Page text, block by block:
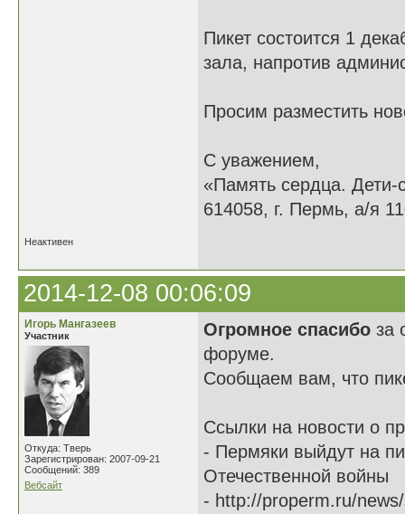
Пикет состоится 1
зала, напротив
Просим разместить
С уважением,
«Память сердца. Дети-
614058, г. Пермь, а/я
Неактивен
2014-12-08 00:06:09
Игорь Мангазеев
Участник
Откуда: Тверь
Зарегистрирован: 2007-09-21
Сообщений: 389
Вебсайт
Огромное спасибо за
форуме.
Сообщаем вам, что
Ссылки на новости о
- Пермяки выйдут на
Отечественной войны
- http://properm.ru/